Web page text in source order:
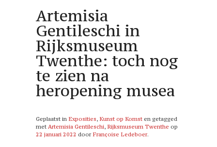
Artemisia
Gentileschi in
Rijksmuseum
Twenthe: toch nog
te zien na
heropening musea
Geplaatst in Exposities, Kunst op Komst en getagged
met Artemisia Gentileschi, Rijksmuseum Twenthe op
22 januari 2022 door Françoise Ledeboer.